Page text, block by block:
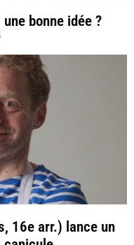
bonne idée ?
16e arr.) lance un